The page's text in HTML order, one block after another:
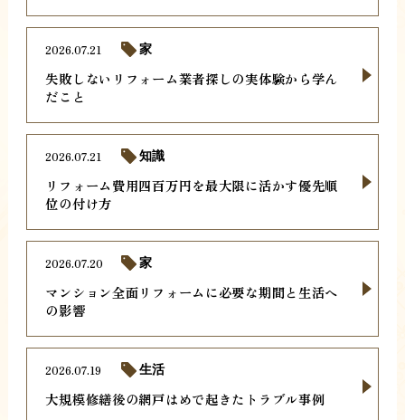
失敗しないリフォーム業者探しの実体験から学ん
だこと
2026.07.21 家
リフォーム費用四百万円を最大限に活かす優先順
位の付け方
2026.07.21 知識
マンション全面リフォームに必要な期間と生活へ
の影響
2026.07.20 家
大規模修繕後の網戸はめで起きたトラブル事例
2026.07.19 生活